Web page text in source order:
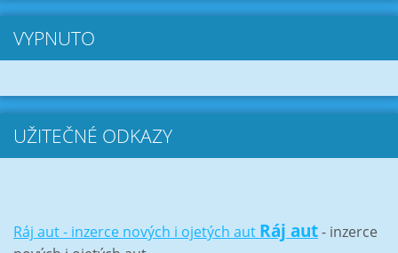
VYPNUTO
UŽITEČNÉ ODKAZY
Ráj aut - inzerce nových i ojetých aut Ráj aut- inzerce